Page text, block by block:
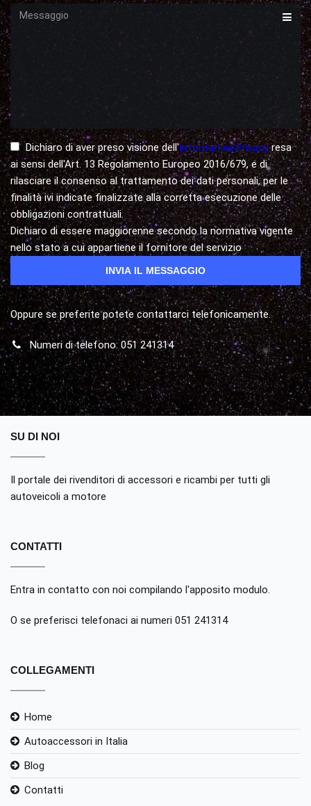
Messaggio
Dichiaro di aver preso visione dell'Informativa Privacyresa
ai sensi dell'Art. 13 Regolamento Europeo 2016/679, e di
rilasciare il consenso al trattamento dei dati personali, per le
finalità ivi indicate finalizzate alla corretta esecuzione delle
obbligazioni contrattuali.
Dichiaro di essere maggiorenne secondo la normativa vigente
nello stato a cui appartiene il fornitore del servizio
Oppure se preferite potete contattarci telefonicamente.
Numeri di telefono: 051 241314
SU DI NOI
Il portale dei rivenditori di accessori e ricambi per tutti gli
autoveicoli a motore
CONTATTI
Entra in contatto con noi compilando l'apposito modulo.
O se preferisci telefonaci ai numeri 051 241314
COLLEGAMENTI
Home
Autoaccessori in Italia
Blog
Contatti